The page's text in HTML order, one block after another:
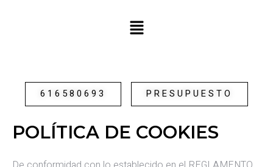
Menú
PRESUPUESTO
616580693
POLÍTICA DE COOKIES